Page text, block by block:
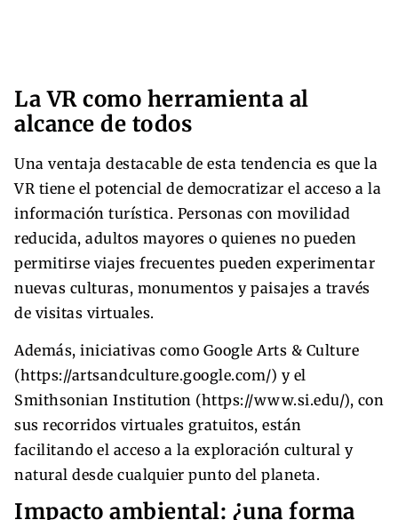
La VR como herramienta al
alcance de todos
Una ventaja destacable de esta tendencia es que la
VR tiene el potencial de democratizar el acceso a la
información turística. Personas con movilidad
reducida, adultos mayores o quienes no pueden
permitirse viajes frecuentes pueden experimentar
nuevas culturas, monumentos y paisajes a través
de visitas virtuales.
Además, iniciativas como Google Arts & Culture
(https://artsandculture.google.com/) y el
Smithsonian Institution (https://www.si.edu/), con
sus recorridos virtuales gratuitos, están
facilitando el acceso a la exploración cultural y
natural desde cualquier punto del planeta.
Impacto ambiental: ¿una forma